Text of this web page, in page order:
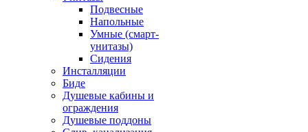
Подвесные
Напольные
Умные (смарт-
унитазы)
Сидения
Инсталляции
Биде
Душевые кабины и
ограждения
Душевые поддоны